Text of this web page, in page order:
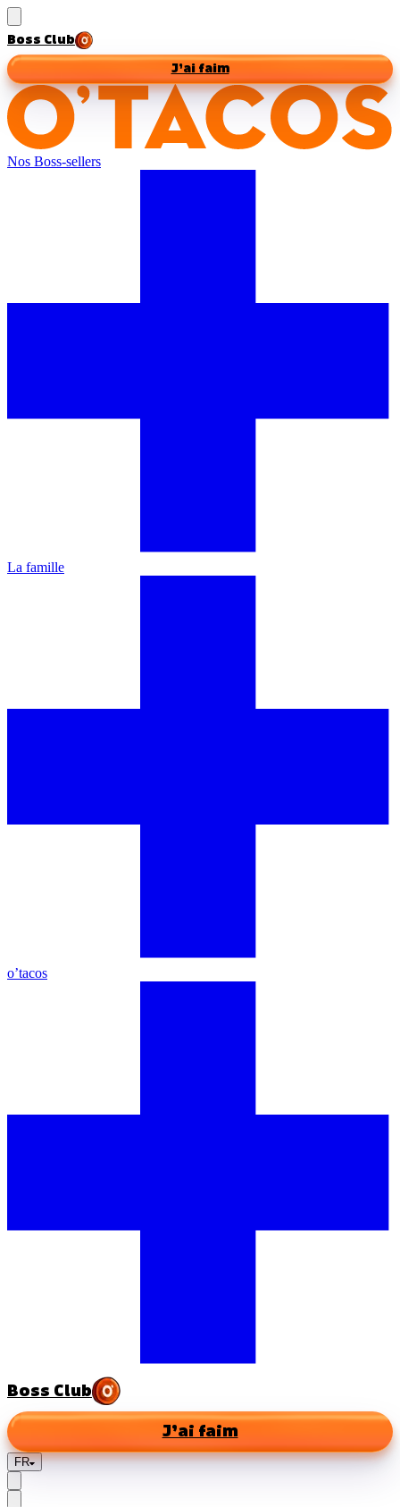
Boss Club
J’ai faim
Nos Boss-sellers
La famille
o’tacos
Boss Club
J’ai faim
FR